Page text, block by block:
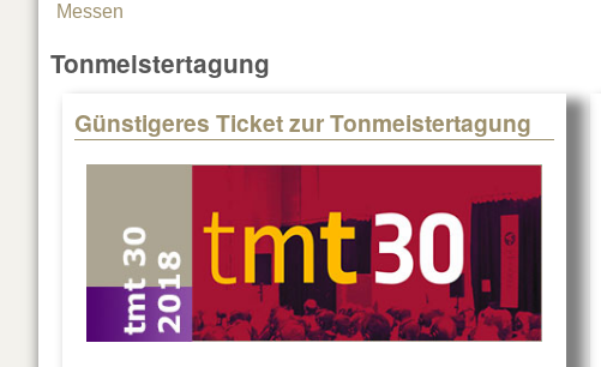
You are here
Messen
Tonmeistertagung
Günstigeres Ticket zur Tonmeistertagung
Pages